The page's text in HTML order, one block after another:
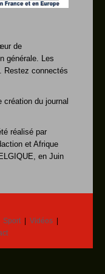
22’000 chrétiens
du district de
Iley Julia,
-- La 3e
cette girouette
Premier ministre
de
générale. Les
Restez connectés
création du journal
réalisé par
et Afrique
en Juin
Sport
Vidéos